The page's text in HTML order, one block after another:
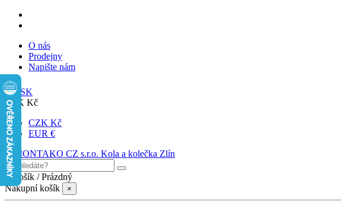
O nás
Prodejny
Napište nám
SK
CZK Kč
CZK Kč
EUR €
0 Košík /Prázdný
Nákupní košík
×